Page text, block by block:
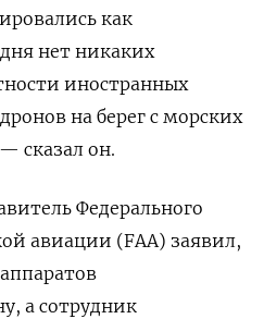
как
нет никаких
иностранных
на берег с морских
сказал он.
Федерального
авиации (FAA) заявил,
а сотрудник